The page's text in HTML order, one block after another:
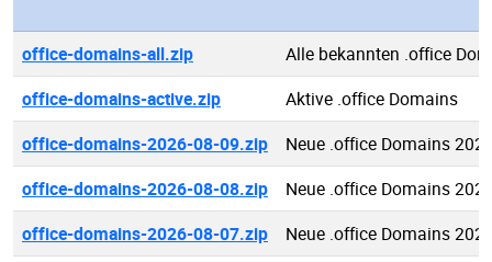
office-domains-all.zip
Alle bekannten .office
office-domains-active.zip
Aktive .office Domains
office-domains-2026-08-09.zip
Neue .office Domains
office-domains-2026-08-08.zip
Neue .office Domains
office-domains-2026-08-07.zip
Neue .office Domains